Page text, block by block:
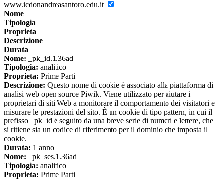
www.icdonandreasantoro.edu.it
Nome
Tipologia
Proprieta
Descrizione
Durata
Nome: _pk_id.1.36ad
Tipologia: analitico
Proprieta: Prime Parti
Descrizione: Questo nome di cookie è associato alla piattaforma di
analisi web open source Piwik. Viene utilizzato per aiutare i
proprietari di siti Web a monitorare il comportamento dei visitatori e
misurare le prestazioni del sito. È un cookie di tipo pattern, in cui il
prefisso _pk_id è seguito da una breve serie di numeri e lettere, che
si ritiene sia un codice di riferimento per il dominio che imposta il
cookie.
Durata: 1 anno
Nome: _pk_ses.1.36ad
Tipologia: analitico
Proprieta: Prime Parti